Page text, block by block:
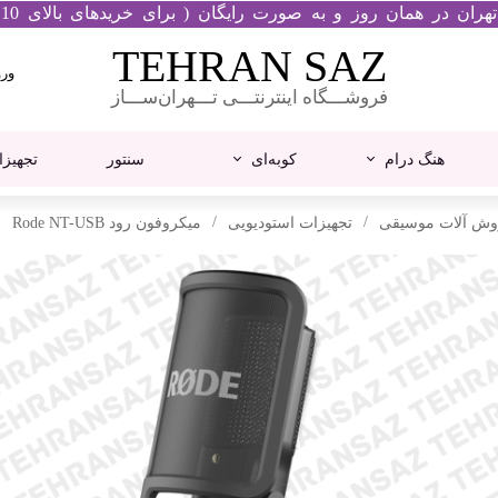
پیانو دیجیتال
گیتار آکوستیک گیتار الکتریک
هنگ درام کوبه‌ای
کاخن درامز
سنتور
کارت صدا
میکروفون
روز و به صورت رایگان ( برای خریدهای بالای 10 میلیون تومان ) انجام میشود
TEHRAN​​​​​​​ SAZ
فروشـــگاه اینترنتـــی تـــهران‌ســـاز
تجهیزات استودیویی میکروفون رود Rode NT-USB